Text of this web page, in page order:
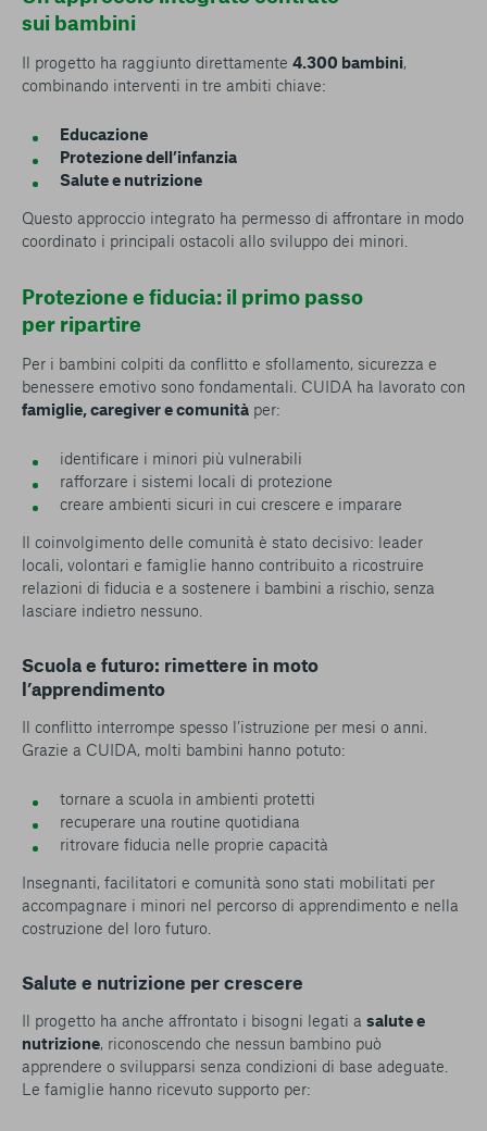
sui bambini
Il progetto ha raggiunto direttamente 4.300 bambini
combinando interventi in tre ambiti chiave:
Educazione
Protezione dell’infanzia
Salute e nutrizione
Questo approccio integrato ha permesso di affrontare in modo
coordinato i principali ostacoli allo sviluppo dei minori.
Protezione e fiducia: il primo passo
per ripartire
Per i bambini colpiti da conflitto e sfollamento, sicurezza e
benessere emotivo sono fondamentali. CUIDA ha lavorato con
famiglie, caregiver e comunità per:
identificare i minori più vulnerabili
rafforzare i sistemi locali di protezione
creare ambienti sicuri in cui crescere e imparare
Il coinvolgimento delle comunità è stato decisivo: leader
locali, volontari e famiglie hanno contribuito a ricostruire
relazioni di fiducia e a sostenere i bambini a rischio, senza
lasciare indietro nessuno.
Scuola e futuro: rimettere in moto
l’apprendimento
Il conflitto interrompe spesso l’istruzione per mesi o anni.
Grazie a CUIDA, molti bambini hanno potuto:
tornare a scuola in ambienti protetti
recuperare una routine quotidiana
ritrovare fiducia nelle proprie capacità
Insegnanti, facilitatori e comunità sono stati mobilitati per
accompagnare i minori nel percorso di apprendimento e nella
costruzione del loro futuro.
Salute e nutrizione per crescere
Il progetto ha anche affrontato i bisogni legati a salute e
nutrizione , riconoscendo che nessun bambino può
apprendere o svilupparsi senza condizioni di base adeguate.
Le famiglie hanno ricevuto supporto per: